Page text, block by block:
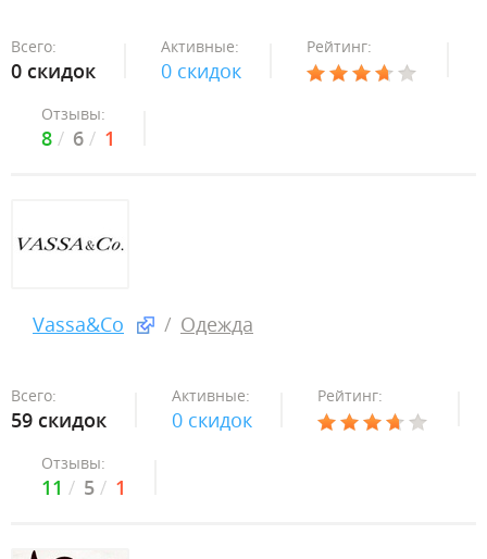
Всего:
0 скидок
Активные:
0 скидок
Рейтинг:
Отзывы:
8 6 1
Vassa&Co Одежда
Всего:
59 скидок
Активные:
0 скидок
Рейтинг:
Отзывы:
11 5 1